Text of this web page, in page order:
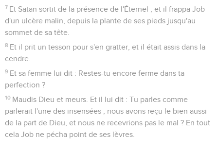
7 Et Satan sortit de la présence de l'Éternel ; et il frappa Job
d'un ulcère malin, depuis la plante de ses pieds jusqu'au
sommet de sa tête.
8 Et il prit un tesson pour s'en gratter, et il était assis dans la
cendre.
9 Et sa femme lui dit : Restes-tu encore ferme dans ta
perfection ?
10 Maudis Dieu et meurs. Et il lui dit : Tu parles comme
parlerait l'une des insensées ; nous avons reçu le bien aussi
de la part de Dieu, et nous ne recevrions pas le mal ? En tout
cela Job ne pécha point de ses lèvres.